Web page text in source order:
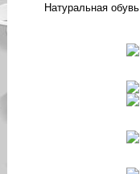
Натуральная обувь